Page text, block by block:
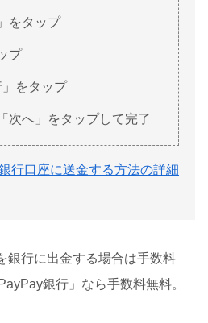
をタップ
プ
」をタップ
次へ」をタップして完了
行口座に送金する方法の詳細
銀行に出金する場合は手数料
銀行」なら手数料無料。